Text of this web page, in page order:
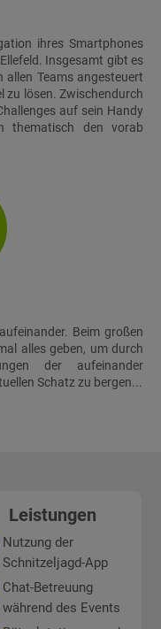
ihres Smartphones
Insgesamt gibt es
allen Teams angesteuert
zu lösen. Zwischendurch
auf sein Handy
thematisch den vorab
Beim großen
alles geben, um durch
der aufeinander
Schatz zu bergen...
Leistungen
Nutzung der
Schnitzeljagd-App
Chat-Betreuung
während des Events